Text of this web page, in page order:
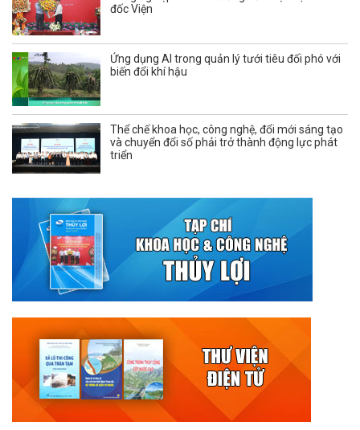
đốc Viện
Ứng dụng AI trong quản lý tưới tiêu đối phó với
biến đổi khí hậu
Thể chế khoa học, công nghệ, đổi mới sáng tạo
và chuyển đổi số phải trở thành động lực phát
triển